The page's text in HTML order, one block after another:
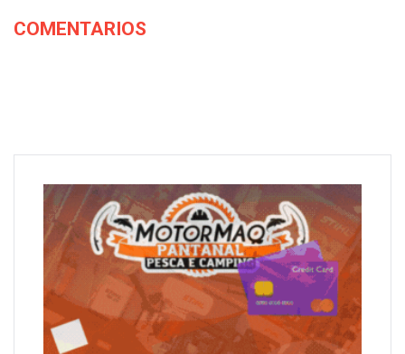
COMENTARIOS